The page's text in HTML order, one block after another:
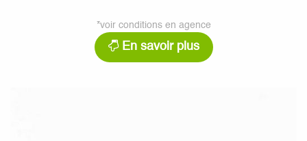
*voir conditions en agence
En savoir plus